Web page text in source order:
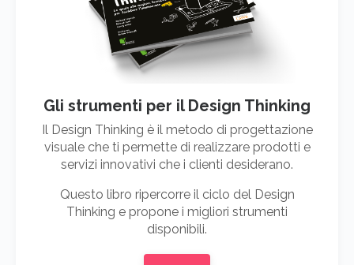
Gli strumenti per il Design Thinking
Il Design Thinking è il metodo di progettazione
visuale che ti permette di realizzare prodotti e
servizi innovativi che i clienti desiderano.
Questo libro ripercorre il ciclo del Design
Thinking e propone i migliori strumenti
disponibili.